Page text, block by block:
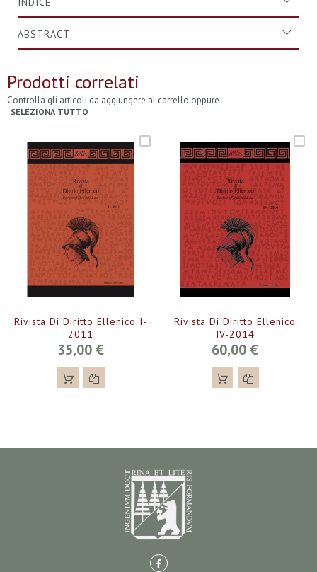
ABSTRACT
Prodotti correlati
Controlla gli articoli da aggiungere al carrello oppure
SELEZIONA TUTTO
Rivista Di Diritto Ellenico I-
2011
35,00 €
Rivista Di Diritto Ellenico
IV-2014
60,00 €